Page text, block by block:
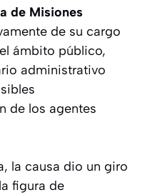
de Misiones
de su cargo
ámbito público,
administrativo
de los agentes
la causa dio un giro
figura de